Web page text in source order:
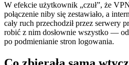
W efekcie użytkownik „czuł”, że
połączenie niby się zestawiało, a
cały ruch przechodził przez serwery
robić z nim dosłownie wszystko —
po podmienianie stron logowania.